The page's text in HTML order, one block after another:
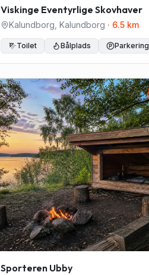
Viskinge Eventyrlige Skovhaver
Kalundborg Kalundborg · 6.5km
Toilet Bålplads Parkering
Sporteren Ubby